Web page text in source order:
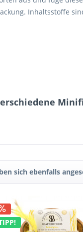
Inhaltsstoffe
sich ebenfalls